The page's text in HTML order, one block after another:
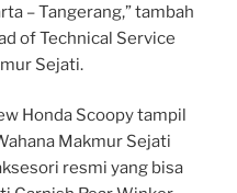
– Tangerang,” tambah
of Technical Service
Sejati.
Honda Scoopy tampil
Makmur Sejati
resmi yang bisa